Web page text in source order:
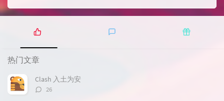
热
门
文
章
热门文章
Clash 入土为安
评
26